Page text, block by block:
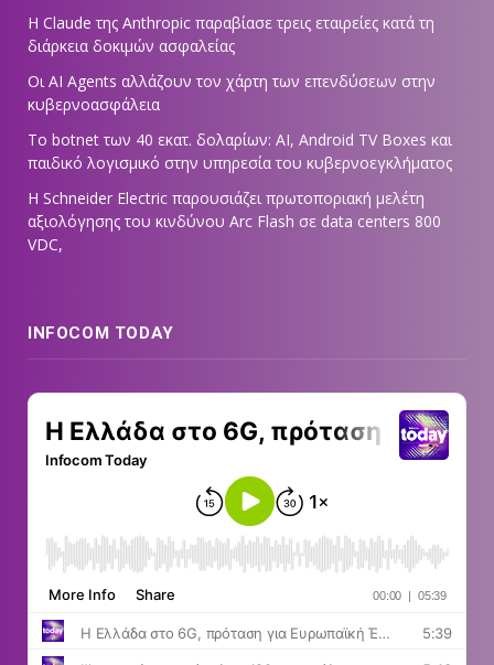
Η Claude της Anthropic παραβίασε τρεις εταιρείες κατά τη
διάρκεια δοκιμών ασφαλείας
Οι AI Agents αλλάζουν τον χάρτη των επενδύσεων στην
κυβερνοασφάλεια
Το botnet των 40 εκατ. δολαρίων: AI, Android TV Boxes και
παιδικό λογισμικό στην υπηρεσία του κυβερνοεγκλήματος
Η Schneider Electric παρουσιάζει πρωτοποριακή μελέτη
αξιολόγησης του κινδύνου Arc Flash σε data centers 800
VDC,
INFOCOM TODAY